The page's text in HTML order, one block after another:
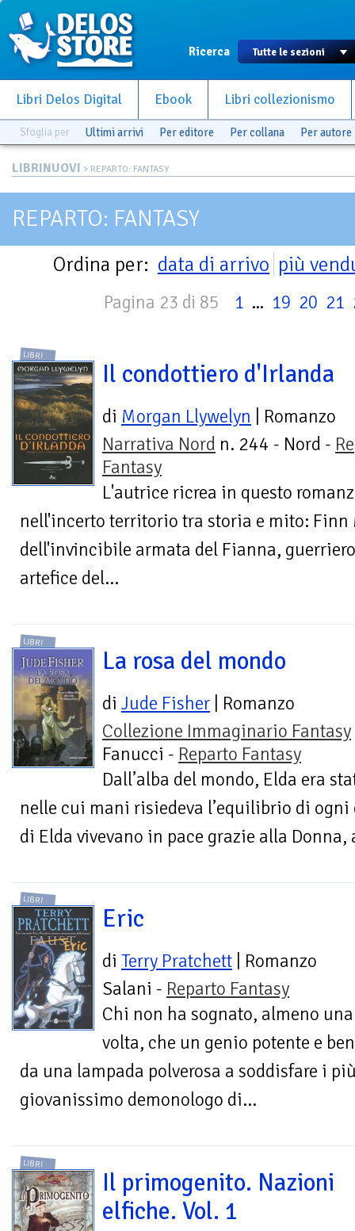
Ricerca
Libri Delos Digital Ebook Libri collezionismo
Sfoglia per Ultimi arrivi Per editore Per collana Per autore
LIBRINUOVI > REPARTO: FANTASY
REPARTO: FANTASY
Ordina per: data di arrivo più
Pagina 23 di 85 1 ... 19 20 21
LIBRI
Il condottiero d'Irlanda
di Morgan Llywelyn | Romanzo
Narrativa Nord n. 244 - Nord -
Fantasy
L'autrice ricrea in questo
nell'incerto territorio tra storia e mito: Finn
dell'invincibile armata del Fianna,
artefice del...
LIBRI
La rosa del mondo
di Jude Fisher | Romanzo
Collezione Immaginario Fantasy
Fanucci - Reparto Fantasy
Dall’alba del mondo, Elda era
nelle cui mani risiedeva l’equilibrio di ogni
di Elda vivevano in pace grazie alla Donna,
LIBRI
Eric
di Terry Pratchett | Romanzo
Salani - Reparto Fantasy
Chi non ha sognato, almeno una
volta, che un genio potente e
da una lampada polverosa a soddisfare i
giovanissimo demonologo di...
LIBRI
Il primogenito. Nazioni
elfiche. Vol. 1